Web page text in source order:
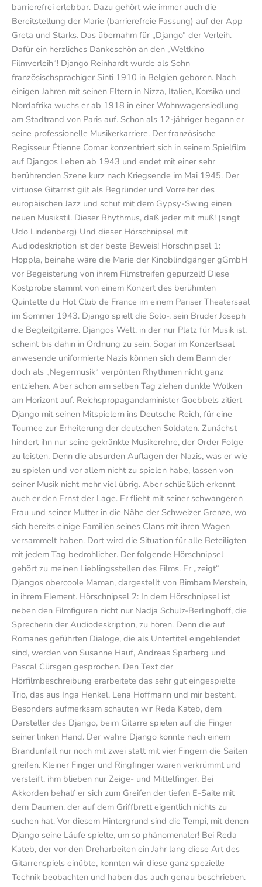
barrierefrei erlebbar. Dazu gehört wie immer auch die
Bereitstellung der Marie (barrierefreie Fassung) auf der App
Greta und Starks. Das übernahm für „Django“ der Verleih.
Dafür ein herzliches Dankeschön an den „Weltkino
Filmverleih“! Django Reinhardt wurde als Sohn
französischsprachiger Sinti 1910 in Belgien geboren. Nach
einigen Jahren mit seinen Eltern in Nizza, Italien, Korsika und
Nordafrika wuchs er ab 1918 in einer Wohnwagensiedlung
am Stadtrand von Paris auf. Schon als 12-jähriger begann er
seine professionelle Musikerkarriere. Der französische
Regisseur Étienne Comar konzentriert sich in seinem Spielfilm
auf Djangos Leben ab 1943 und endet mit einer sehr
berührenden Szene kurz nach Kriegsende im Mai 1945. Der
virtuose Gitarrist gilt als Begründer und Vorreiter des
europäischen Jazz und schuf mit dem Gypsy-Swing einen
neuen Musikstil. Dieser Rhythmus, daß jeder mit muß! (singt
Udo Lindenberg) Und dieser Hörschnipsel mit
Audiodeskription ist der beste Beweis! Hörschnipsel 1:
Hoppla, beinahe wäre die Marie der Kinoblindgänger gGmbH
vor Begeisterung von ihrem Filmstreifen gepurzelt! Diese
Kostprobe stammt von einem Konzert des berühmten
Quintette du Hot Club de France im einem Pariser Theatersaal
im Sommer 1943. Django spielt die Solo-, sein Bruder Joseph
die Begleitgitarre. Djangos Welt, in der nur Platz für Musik ist,
scheint bis dahin in Ordnung zu sein. Sogar im Konzertsaal
anwesende uniformierte Nazis können sich dem Bann der
doch als „Negermusik“ verpönten Rhythmen nicht ganz
entziehen. Aber schon am selben Tag ziehen dunkle Wolken
am Horizont auf. Reichspropagandaminister Goebbels zitiert
Django mit seinen Mitspielern ins Deutsche Reich, für eine
Tournee zur Erheiterung der deutschen Soldaten. Zunächst
hindert ihn nur seine gekränkte Musikerehre, der Order Folge
zu leisten. Denn die absurden Auflagen der Nazis, was er wie
zu spielen und vor allem nicht zu spielen habe, lassen von
seiner Musik nicht mehr viel übrig. Aber schließlich erkennt
auch er den Ernst der Lage. Er flieht mit seiner schwangeren
Frau und seiner Mutter in die Nähe der Schweizer Grenze, wo
sich bereits einige Familien seines Clans mit ihren Wagen
versammelt haben. Dort wird die Situation für alle Beteiligten
mit jedem Tag bedrohlicher. Der folgende Hörschnipsel
gehört zu meinen Lieblingsstellen des Films. Er „zeigt“
Djangos obercoole Maman, dargestellt von Bimbam Merstein,
in ihrem Element. Hörschnipsel 2: In dem Hörschnipsel ist
neben den Filmfiguren nicht nur Nadja Schulz-Berlinghoff, die
Sprecherin der Audiodeskription, zu hören. Denn die auf
Romanes geführten Dialoge, die als Untertitel eingeblendet
sind, werden von Susanne Hauf, Andreas Sparberg und
Pascal Cürsgen gesprochen. Den Text der
Hörfilmbeschreibung erarbeitete das sehr gut eingespielte
Trio, das aus Inga Henkel, Lena Hoffmann und mir besteht.
Besonders aufmerksam schauten wir Reda Kateb, dem
Darsteller des Django, beim Gitarre spielen auf die Finger
seiner linken Hand. Der wahre Django konnte nach einem
Brandunfall nur noch mit zwei statt mit vier Fingern die Saiten
greifen. Kleiner Finger und Ringfinger waren verkrümmt und
versteift, ihm blieben nur Zeige- und Mittelfinger. Bei
Akkorden behalf er sich zum Greifen der tiefen E-Saite mit
dem Daumen, der auf dem Griffbrett eigentlich nichts zu
suchen hat. Vor diesem Hintergrund sind die Tempi, mit denen
Django seine Läufe spielte, um so phänomenaler! Bei Reda
Kateb, der vor den Dreharbeiten ein Jahr lang diese Art des
Gitarrenspiels einübte, konnten wir diese ganz spezielle
Technik beobachten und haben das auch genau beschrieben.